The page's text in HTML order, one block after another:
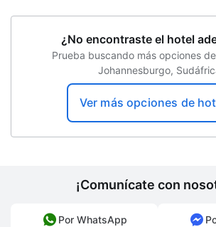
Secadora de ropa
Asador
Centro de negocios
Picnic
Edad mínima de check-in
¿No encontraste el hotel
Prueba buscando más opciones
Johannesburgo,
Ver más opciones de
¡Comunícate con
Por WhatsApp